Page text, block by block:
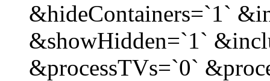
&hideContainers=`1`
&showHidden=`1`
&processTVs=`0`